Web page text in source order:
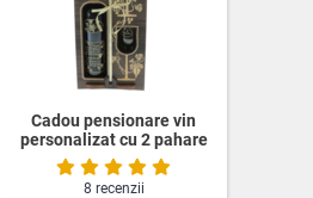
Cadou pensionare vin
personalizat cu 2 pahare
8 recenzii